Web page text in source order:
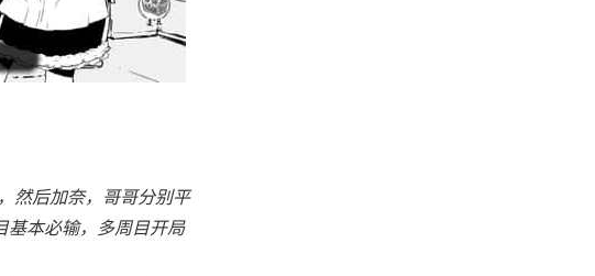
然后加奈，哥哥分别平
基本必输，多周目开局